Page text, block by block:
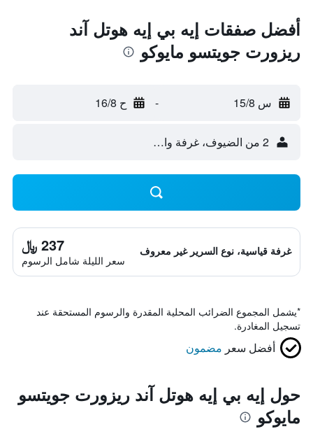
أفضل صفقات إيه بي إيه هوتل آند
ريزورت جويتسو مايوكو
س 15/8 - ح 16/8
2 من الضيوف، غرفة واحدة
غرفة قياسية، نوع السرير غير معروف 237 ﷼
سعر الليلة شامل الرسوم
*يشمل المجموع الضرائب المحلية المقدرة والرسوم المستحقة عند
تسجيل المغادرة.
أفضل سعر مضمون
حول إيه بي إيه هوتل آند ريزورت جويتسو
مايوكو